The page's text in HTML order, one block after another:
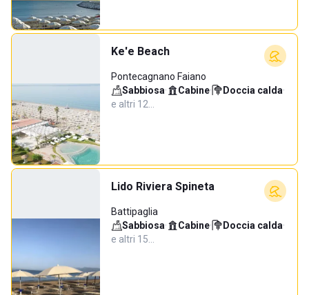
Ke'e Beach
Pontecagnano Faiano
Sabbiosa· Cabine· Doccia calda·
e altri 12…
Lido Riviera Spineta
Battipaglia
Sabbiosa· Cabine· Doccia calda·
e altri 15…